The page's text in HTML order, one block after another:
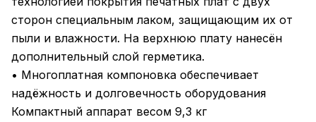
сторон специальным лаком, защищающим их от
пыли и влажности. На верхнюю плату нанесён
дополнительный слой герметика.
• Многоплатная компоновка обеспечивает
надёжность и долговечность оборудования
Компактный аппарат весом 9,3 кг